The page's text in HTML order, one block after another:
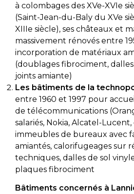
à colombages des XVe-XVIe
(Saint-Jean-du-Baly du XVe
XIIIe siècle), ses châteaux et
massivement rénovés entre
incorporation de matériaux
(doublages fibrociment,
joints amiante)
Les bâtiments de la
entre 1960 et 1997 pour
de télécommunications
salariés, Nokia, Alcatel-Lucent,
immeubles de bureaux avec
amiantés, calorifugeages sur
techniques, dalles de sol
plaques fibrociment
Bâtiments concernés à